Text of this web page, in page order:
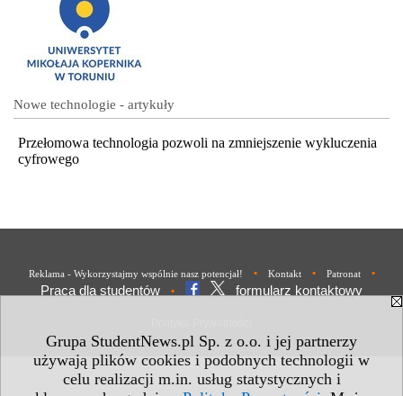
Grupa StudentNews.pl Sp. z o.o. i jej partnerzy
używają plików cookies i podobnych technologii w
celu realizacji m.in. usług statystycznych i
Nowe technologie - artykuły
Przełomowa technologia pozwoli na zmniejszenie wykluczenia
cyfrowego
Reklama - Wykorzystajmy wspólnie nasz potencjał! • Kontakt • Patronat •
Praca dla studentów • formularz kontaktowy